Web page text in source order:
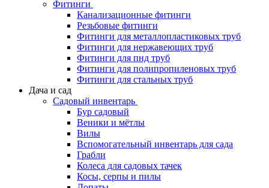
Фитинги
Канализационные фитинги
Резьбовые фитинги
Фитинги для металлопластиковых труб
Фитинги для нержавеющих труб
Фитинги для пнд труб
Фитинги для полипропиленовых труб
Фитинги для стальных труб
Дача и сад
Садовый инвентарь
Бур садовый
Веники и мётлы
Вилы
Вспомогательный инвентарь для сада
Грабли
Колеса для садовых тачек
Косы, серпы и пилы